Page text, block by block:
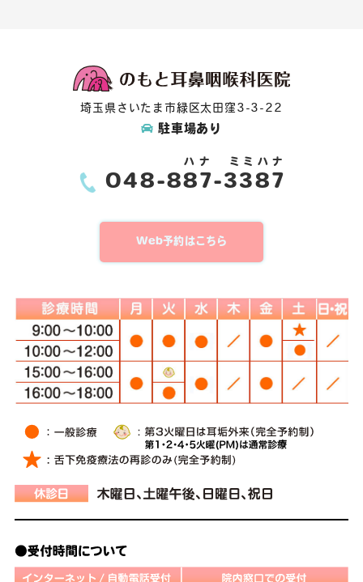
埼玉県さいたま市緑区太田窪3-3-22
駐車場あり
048-887
ハナ
-3387
ミミハナ
Web予約はこちら